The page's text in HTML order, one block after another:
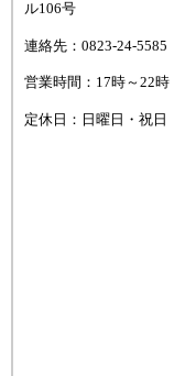
ル106号
連絡先：0823-24-5585
営業時間：17時～22時
定休日：日曜日・祝日